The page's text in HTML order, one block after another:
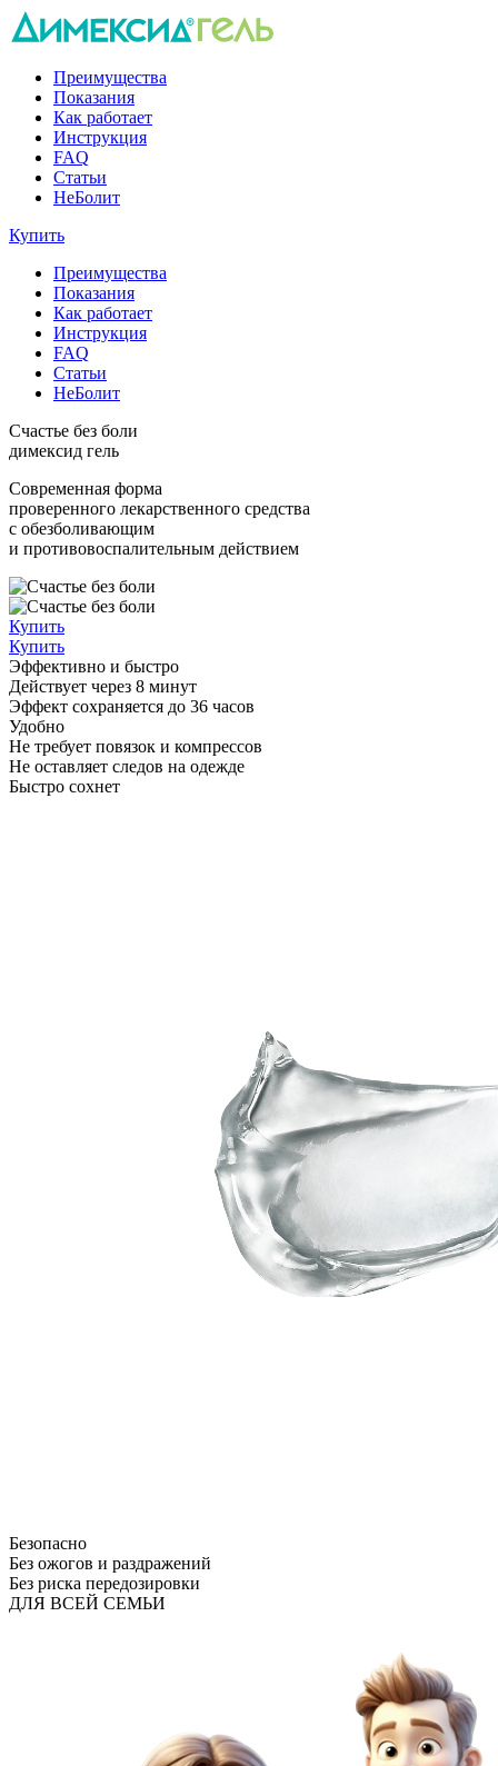
Преимущества
Показания
Как работает
Инструкция
FAQ
Статьи
НеБолит
Купить
Преимущества
Показания
Как работает
Инструкция
FAQ
Статьи
НеБолит
Счастье без боли
димексид гель
Cовременная форма
проверенного лекарственного средства
с обезболивающим
и противовоспалительным действием
Купить
Купить
Эффективно и быстро
Действует через 8 минут
Эффект сохраняется до 36 часов
Удобно
Не требует повязок и компрессов
Не оставляет следов на одежде
Быстро сохнет
Безопасно
Без ожогов и раздражений
Без риска передозировки
ДЛЯ ВСЕЙ СЕМЬИ